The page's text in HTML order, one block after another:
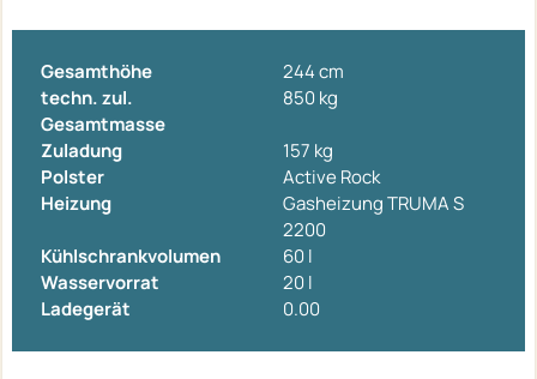
Gesamthöhe
244 cm
techn. zul.
Gesamtmasse
850 kg
Zuladung
157 kg
Polster
Active Rock
Heizung
Gasheizung TRUMA S
2200
Kühlschrankvolumen
60 l
Wasservorrat
20 l
Ladegerät
0.00